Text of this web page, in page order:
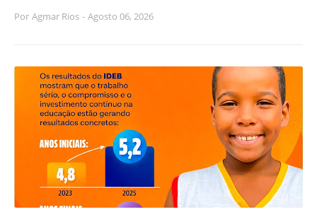
Por Agmar Rios - Agosto 06, 2026